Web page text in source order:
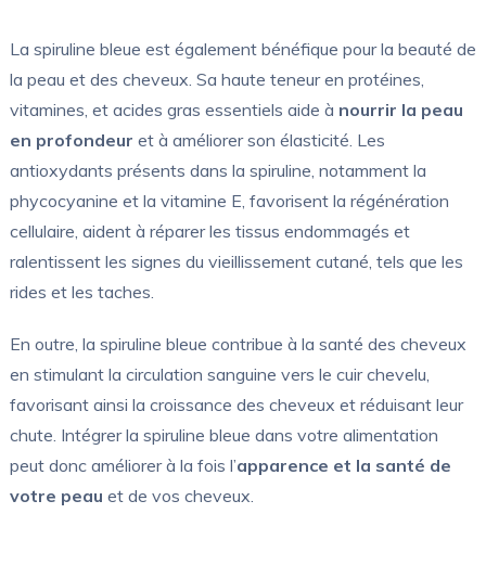
La spiruline bleue est également bénéfique pour la beauté de
la peau et des cheveux. Sa haute teneur en protéines,
vitamines, et acides gras essentiels aide à nourrir la peau
en profondeur et à améliorer son élasticité. Les
antioxydants présents dans la spiruline, notamment la
phycocyanine et la vitamine E, favorisent la régénération
cellulaire, aident à réparer les tissus endommagés et
ralentissent les signes du vieillissement cutané, tels que les
rides et les taches.
En outre, la spiruline bleue contribue à la santé des cheveux
en stimulant la circulation sanguine vers le cuir chevelu,
favorisant ainsi la croissance des cheveux et réduisant leur
chute. Intégrer la spiruline bleue dans votre alimentation
peut donc améliorer à la fois l’apparence et la santé de
votre peau et de vos cheveux.